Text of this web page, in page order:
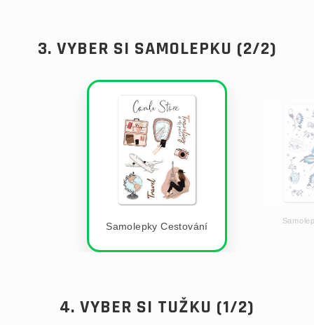
3. VYBER SI SAMOLEPKU (2/2)
Samolepky Cestování
4. VYBER SI TUŽKU (1/2)